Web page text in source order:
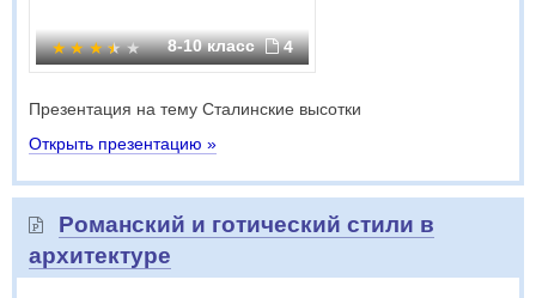
8-10 класс 4
Презентация на тему Сталинские высотки
Открыть презентацию »
Романский и готический стили в
архитектуре